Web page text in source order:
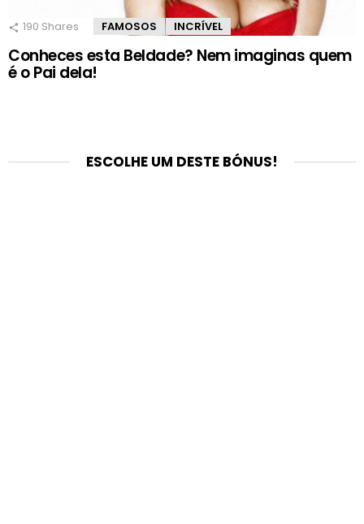
190 Shares FAMOSOS INCRÍVEL
Conheces esta Beldade? Nem imaginas quem
é o Pai dela!
ESCOLHE UM DESTE BÓNUS!